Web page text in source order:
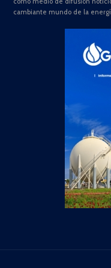
cambiante mundo de la